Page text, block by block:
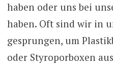
haben oder uns bei
haben. Oft sind wir in
gesprungen, um
oder Styroporboxen